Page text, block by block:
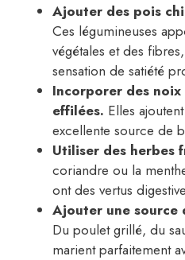
Ajouter des pois
Ces légumineuses
végétales et des
sensation de satiété
Incorporer des noix
effilées. Elles
excellente source de
Utiliser des herbes
coriandre ou la
ont des vertus
Ajouter une source
Du poulet grillé, du
marient parfaitement